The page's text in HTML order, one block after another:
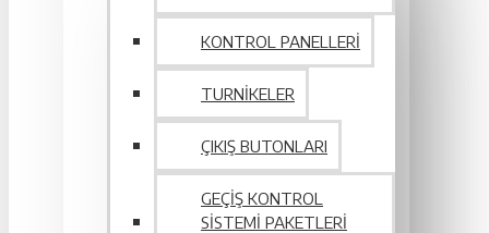
KONTROL PANELLERI
TURNIKELER
ÇIKIŞ BUTONLARI
GEÇIŞ KONTROL
SISTEMI PAKETLERI